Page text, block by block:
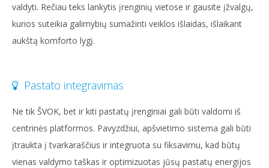
valdyti. Rečiau teks lankytis įrenginių vietose ir gausite įžvalgų,
kurios suteikia galimybių sumažinti veiklos išlaidas, išlaikant
aukštą komforto lygį.
Pastato integravimas
Ne tik ŠVOK, bet ir kiti pastatų įrenginiai gali būti valdomi iš
centrinės platformos. Pavyzdžiui, apšvietimo sistema gali būti
įtraukta į tvarkaraščius ir integruota su fiksavimu, kad būtų
vienas valdymo taškas ir optimizuotas jūsų pastatų energijos